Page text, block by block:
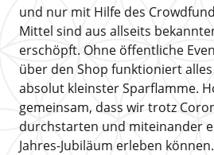
und nur mit Hilfe des
Mittel sind aus allseits
erschöpft. Ohne öffentliche
über den Shop funktioniert
absolut kleinster Sparflamme.
gemeinsam, dass wir trotz
durchstarten und miteinander
Jahres-Jubiläum erleben